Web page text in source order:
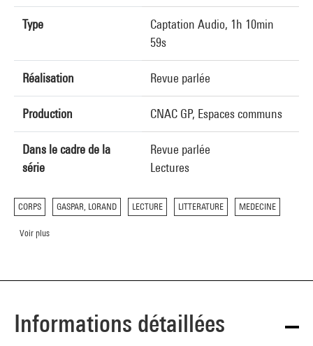
Type
Captation Audio, 1h 10min
59s
Réalisation Revue parlée
Production CNAC GP, Espaces communs
Dans le cadre de la
série
Revue parlée
Lectures
CORPS GASPAR, LORAND LECTURE LITTERATURE MEDECINE
Voir plus
Informations détaillées